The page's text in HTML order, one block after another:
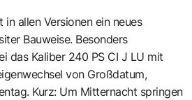
allen Versionen ein neues
Bauweise. Besonders
das Kaliber 240 PS CI J LU mit
von Großdatum,
Kurz: Um Mitternacht springen